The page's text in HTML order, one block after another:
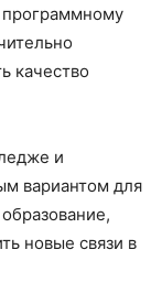
качество
и
вариантом для
новые связи в